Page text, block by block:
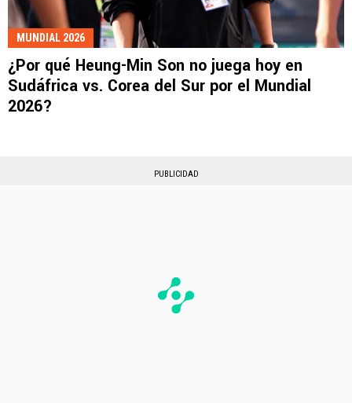
MUNDIAL 2026
¿Por qué Heung-Min Son no juega hoy en
Sudáfrica vs. Corea del Sur por el Mundial
2026?
PUBLICIDAD